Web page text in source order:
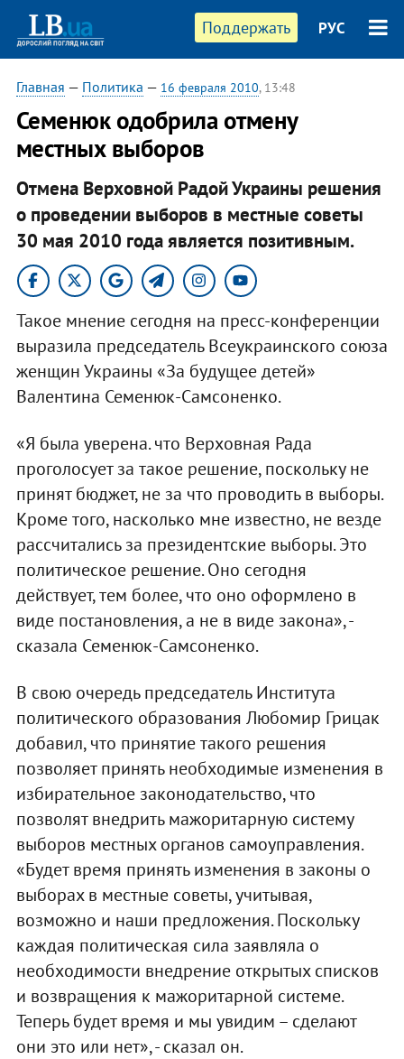
Поддержать РУС
Главная — Политика — 16 февраля 2010, 13:48
Семенюк одобрила отмену
местных выборов
Отмена Верховной Радой Украины решения
о проведении выборов в местные советы
30 мая 2010 года является позитивным.
Такое мнение сегодня на пресс-конференции
выразила председатель Всеукраинского союза
женщин Украины «За будущее детей»
Валентина Семенюк-Самсоненко.
«Я была уверена. что Верховная Рада
проголосует за такое решение, поскольку не
принят бюджет, не за что проводить в выборы.
Кроме того, насколько мне известно, не везде
рассчитались за президентские выборы. Это
политическое решение. Оно сегодня
действует, тем более, что оно оформлено в
виде постановления, а не в виде закона», -
сказала Семенюк-Самсоненко.
В свою очередь председатель Института
политического образования Любомир Грицак
добавил, что принятие такого решения
позволяет принять необходимые изменения в
избирательное законодательство, что
позволят внедрить мажоритарную систему
выборов местных органов самоуправления.
«Будет время принять изменения в законы о
выборах в местные советы, учитывая,
возможно и наши предложения. Поскольку
каждая политическая сила заявляла о
необходимости внедрение открытых списков
и возвращения к мажоритарной системе.
Теперь будет время и мы увидим – сделают
они это или нет», - сказал он.